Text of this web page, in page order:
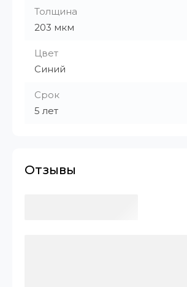
Толщина
203 мкм
Цвет
Синий
Срок
5 лет
Отзывы